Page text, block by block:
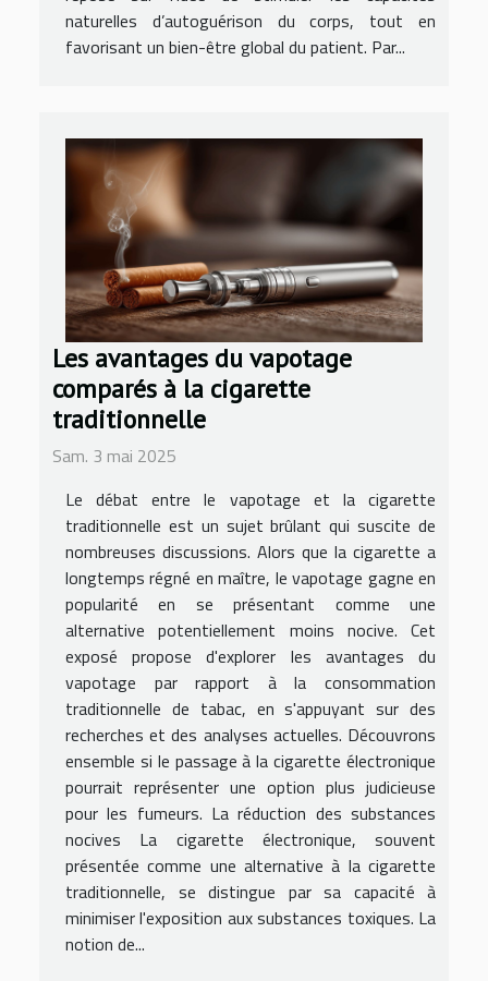
naturelles d’autoguérison du corps, tout en
favorisant un bien-être global du patient. Par...
Les avantages du vapotage
comparés à la cigarette
traditionnelle
Sam. 3 mai 2025
Le débat entre le vapotage et la cigarette
traditionnelle est un sujet brûlant qui suscite de
nombreuses discussions. Alors que la cigarette a
longtemps régné en maître, le vapotage gagne en
popularité en se présentant comme une
alternative potentiellement moins nocive. Cet
exposé propose d'explorer les avantages du
vapotage par rapport à la consommation
traditionnelle de tabac, en s'appuyant sur des
recherches et des analyses actuelles. Découvrons
ensemble si le passage à la cigarette électronique
pourrait représenter une option plus judicieuse
pour les fumeurs. La réduction des substances
nocives La cigarette électronique, souvent
présentée comme une alternative à la cigarette
traditionnelle, se distingue par sa capacité à
minimiser l'exposition aux substances toxiques. La
notion de...